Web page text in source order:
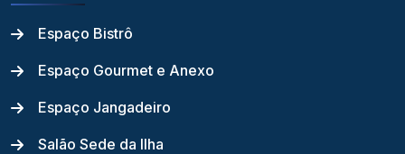
Espaço Bistrô
Espaço Gourmet e Anexo
Espaço Jangadeiro
Salão Sede da Ilha